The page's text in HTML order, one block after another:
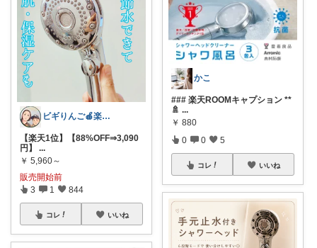
ビギりんご🍎楽する暮らし🏠
【楽天1位】【88%OFF⇒3,090
円】
...
￥ 5,960～
販売開始前
3 1 844
コレ いいね
かこ
### 楽天ROOMキャプション **
🚿 ...
￥ 880
0 0 5
コレ いいね